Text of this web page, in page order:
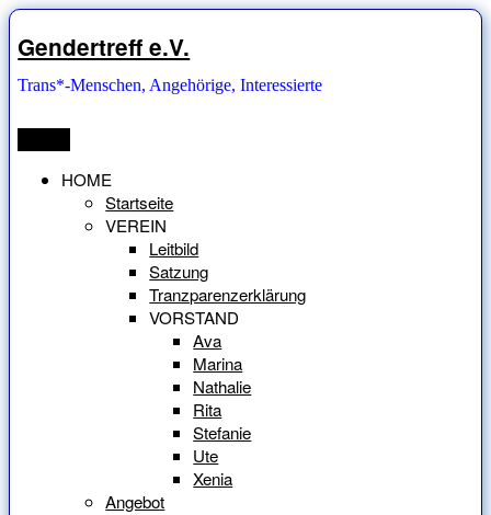
Zum
Inhalt
springen
Gendertreff e.V.
Trans*-Menschen, Angehörige, Interessierte
HOME
Startseite
VEREIN
Leitbild
Satzung
Tranzparenzerklärung
VORSTAND
Ava
Marina
Nathalie
Rita
Stefanie
Ute
Xenia
Angebot